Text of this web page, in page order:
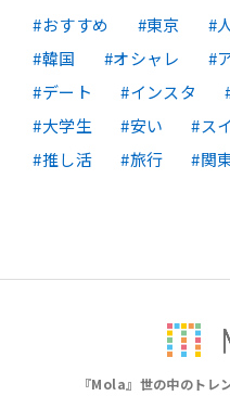
おすすめ 東京
韓国
オシャレ
デート
インスタ
大学生
安い ス
推し活
旅行 関
『Mola』世の中のトレ